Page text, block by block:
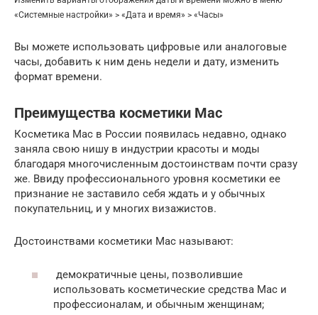
«Системные настройки» > «Дата и время» > «Часы»
Вы можете использовать цифровые или аналоговые
часы, добавить к ним день недели и дату, изменить
формат времени.
Преимущества косметики Mac
Косметика Mac в России появилась недавно, однако
заняла свою нишу в индустрии красоты и моды
благодаря многочисленным достоинствам почти сразу
же. Ввиду профессионального уровня косметики ее
признание не заставило себя ждать и у обычных
покупательниц, и у многих визажистов.
Достоинствами косметики Mac называют:
демократичные цены, позволившие
использовать косметические средства Mac и
профессионалам, и обычным женщинам;